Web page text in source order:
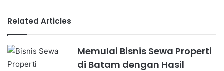
Related Articles
Memulai Bisnis Sewa Properti
di Batam dengan Hasil